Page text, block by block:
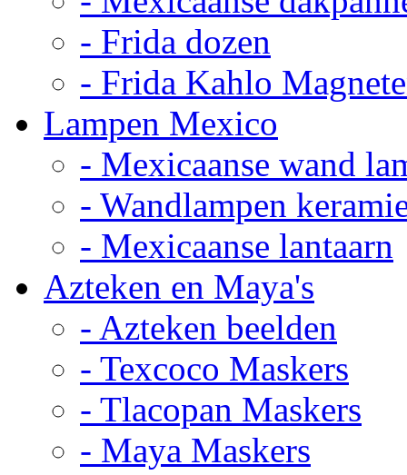
- Frida dozen
- Frida Kahlo
Lampen Mexico
- Mexicaanse wand
- Wandlampen
- Mexicaanse lantaarn
Azteken en Maya's
- Azteken beelden
- Texcoco Maskers
- Tlacopan Maskers
- Maya Maskers